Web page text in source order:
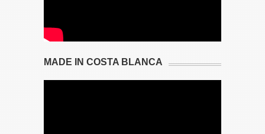
MADE IN COSTA BLANCA